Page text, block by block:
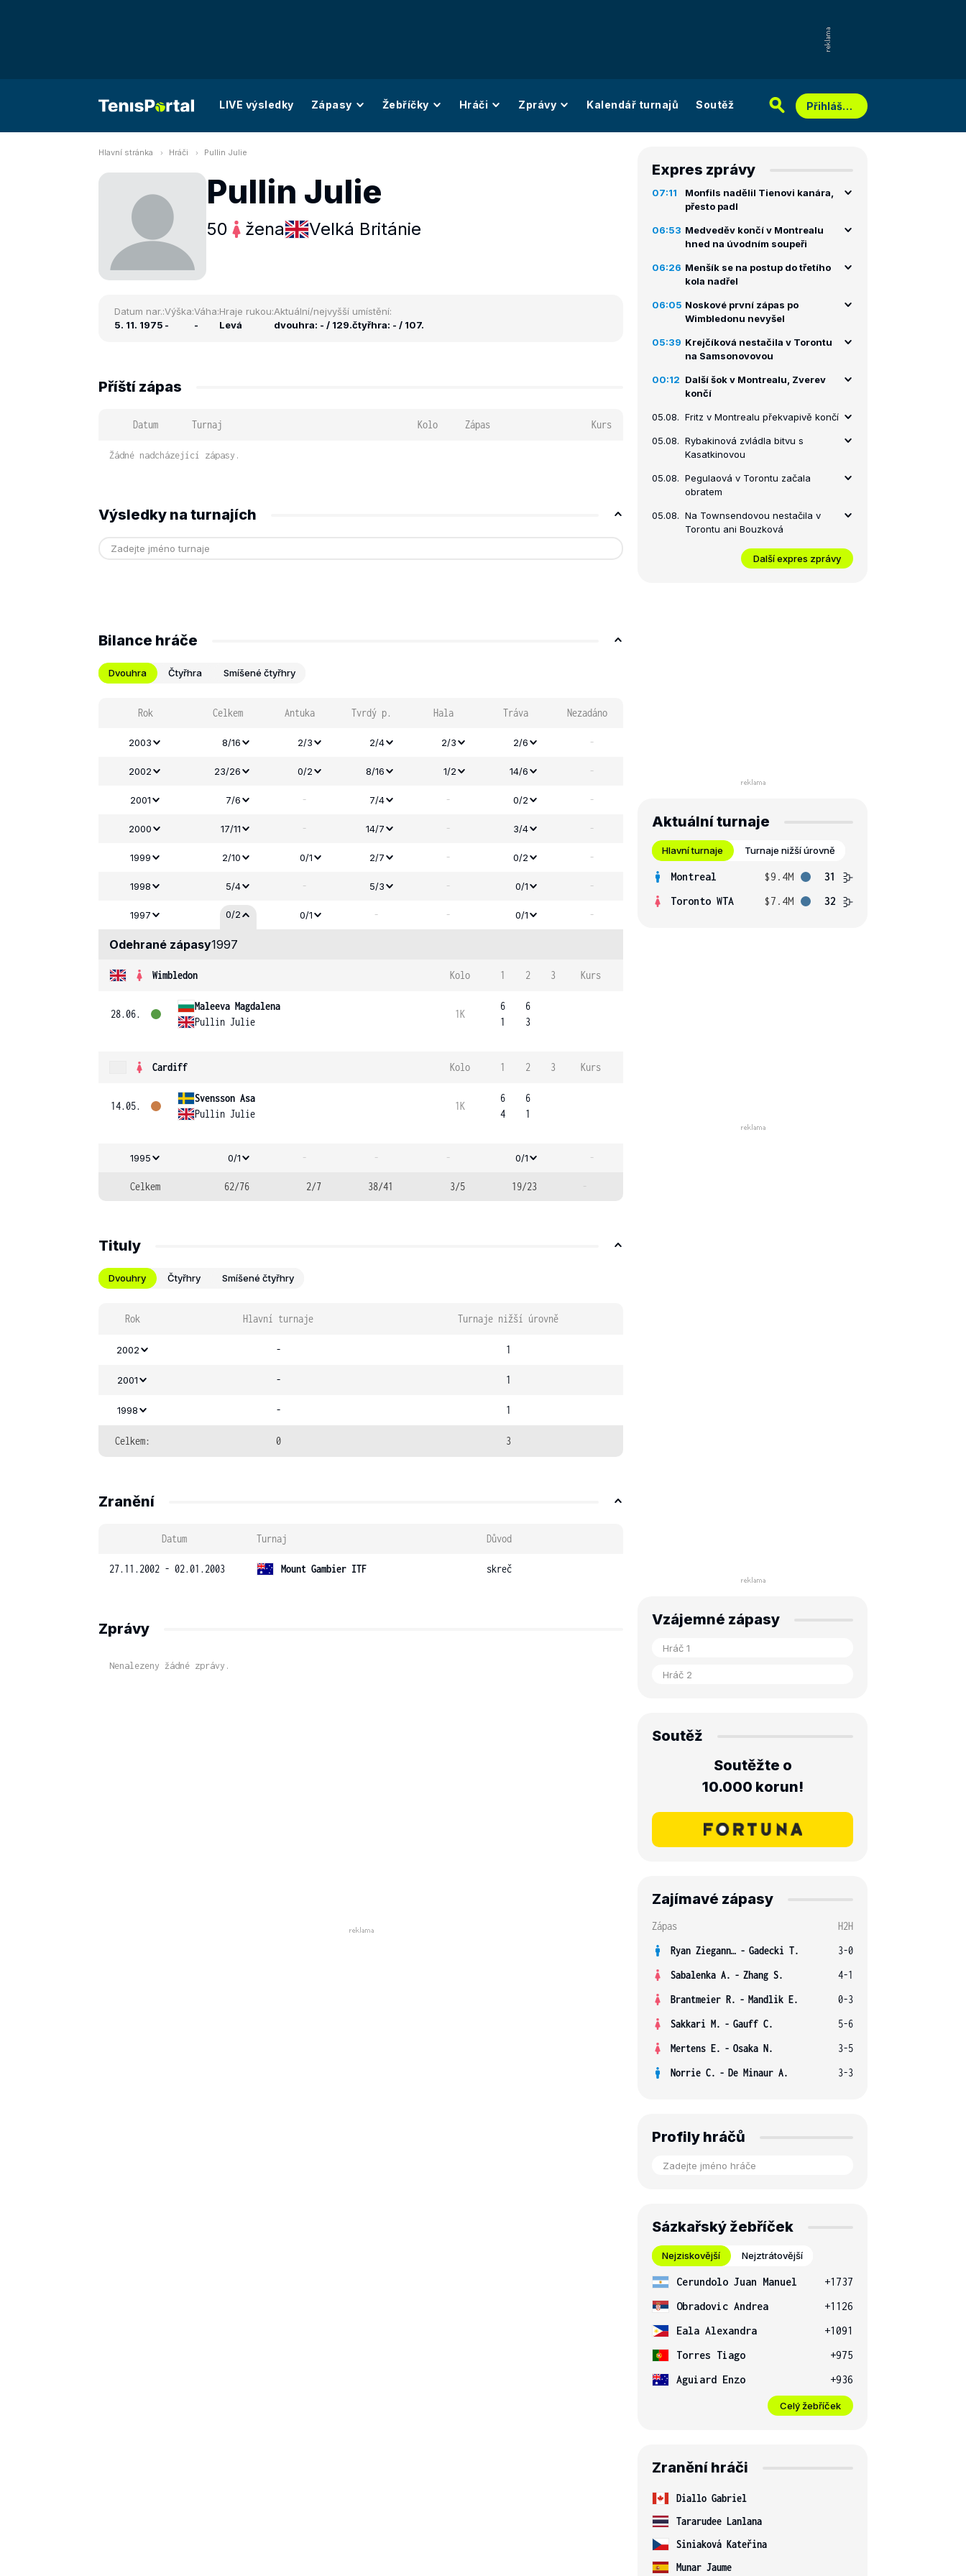
LIVE výsledky Zápasy Žebříčky Hráči Zprávy Kalendář turnajů Soutěž Přihlášení
Hlavní stránka Hráči Pullin Julie
Pullin Julie
50 žena Velká Británie
Datum nar.:
5. 11. 1975
Výška:
-
Váha:
-
Hraje rukou:
Levá
Aktuální/nejvyšší umístění:
dvouhra: - / 129.čtyřhra: - / 107.
Příští zápas
Datum Turnaj Kolo Zápas Kurs
Žádné nadcházející zápasy.
Výsledky na turnajích
Bilance hráče
Dvouhra Čtyřhra Smíšené čtyřhry
Rok Celkem Antuka Tvrdý p. Hala Tráva Nezadáno
2003 8/16 2/3 2/4 2/3 2/6 -
2002 23/26 0/2 8/16 1/2 14/6 -
2001 7/6 - 7/4 - 0/2 -
2000 17/11 - 14/7 - 3/4 -
1999 2/10 0/1 2/7 - 0/2 -
1998 5/4 - 5/3 - 0/1 -
1997 0/2 0/1 - - 0/1 -
Odehrané zápasy1997
Wimbledon Kolo 1 2 3 Kurs
28.06.
Maleeva Magdalena
Pullin Julie
1K
6
1
6
3
Cardiff Kolo 1 2 3 Kurs
14.05.
Svensson Asa
Pullin Julie
1K
6
4
6
1
1995 0/1 - - - 0/1 -
Celkem 62/76 2/7 38/41 3/5 19/23 -
Tituly
Dvouhry Čtyřhry Smíšené čtyřhry
Rok Hlavní turnaje Turnaje nižší úrovně
2002 - 1
2001 - 1
1998 - 1
Celkem: 0 3
Zranění
Datum Turnaj Důvod
27.11.2002 - 02.01.2003 Mount Gambier ITF skreč
Zprávy
Nenalezeny žádné zprávy.
Expres zprávy
07:11
Monfils nadělil Tienovi kanára,
přesto padl
06:53 Medveděv končí v Montrealu
hned na úvodním soupeři
06:26 Menšík se na postup do třetího
kola nadřel
06:05 Noskové první zápas po
Wimbledonu nevyšel
05:39 Krejčíková nestačila v Torontu
na Samsonovovou
00:12 Další šok v Montrealu, Zverev
končí
05.08. Fritz v Montrealu překvapivě končí
05.08. Rybakinová zvládla bitvu s
Kasatkinovou
05.08. Pegulaová v Torontu začala
obratem
05.08. Na Townsendovou nestačila v
Torontu ani Bouzková
Další expres zprávy
Aktuální turnaje
Hlavní turnaje Turnaje nižší úrovně
Montreal $9.4M
31
Toronto WTA
$7.4M 32
Vzájemné zápasy
Soutěž
Soutěžte o
10.000 korun!
Zajímavé zápasy
Zápas
H2H
Ryan Ziegann S. - Gadecki T.
3-0
Sabalenka A. - Zhang S.
4-1
Brantmeier R. - Mandlik E.
0-3
Sakkari M. - Gauff C.
5-6
Mertens E. - Osaka N.
3-5
Norrie C. - De Minaur A. 3-3
Profily hráčů
Sázkařský žebříček
Nejziskovější Nejztrátovější
Cerundolo Juan Manuel
+1737
Obradovic Andrea
+1126
Eala Alexandra
+1091
Torres Tiago
+975
Aguiard Enzo
+936
Celý žebříček
Zranění hráči
Diallo Gabriel
Tararudee Lanlana
Siniaková Kateřina
Munar Jaume